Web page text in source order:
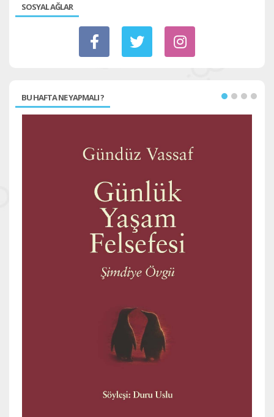
SOSYAL AĞLAR
BU HAFTA NE YAPMALI ?